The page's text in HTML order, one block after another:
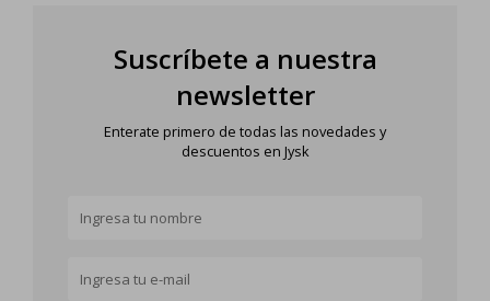
Suscríbete a nuestra
newsletter
Enterate primero de todas las novedades y
descuentos en Jysk